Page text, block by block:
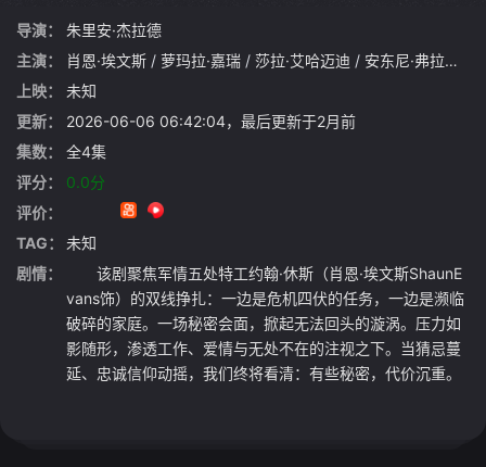
导演：
朱里安·杰拉德
主演：
肖恩·埃文斯 / 萝玛拉·嘉瑞 / 莎拉·艾哈迈迪 / 安东尼·弗拉纳根
上映：
未知
更新：
2026-06-06 06:42:04，最后更新于2月前
集数：
全4集
评分：
0.0分
评价：
TAG：
未知
剧情：
该剧聚焦军情五处特工约翰·休斯（肖恩·埃文斯ShaunE
vans饰）的双线挣扎：一边是危机四伏的任务，一边是濒临
破碎的家庭。一场秘密会面，掀起无法回头的漩涡。压力如
影随形，渗透工作、爱情与无处不在的注视之下。当猜忌蔓
延、忠诚信仰动摇，我们终将看清：有些秘密，代价沉重。